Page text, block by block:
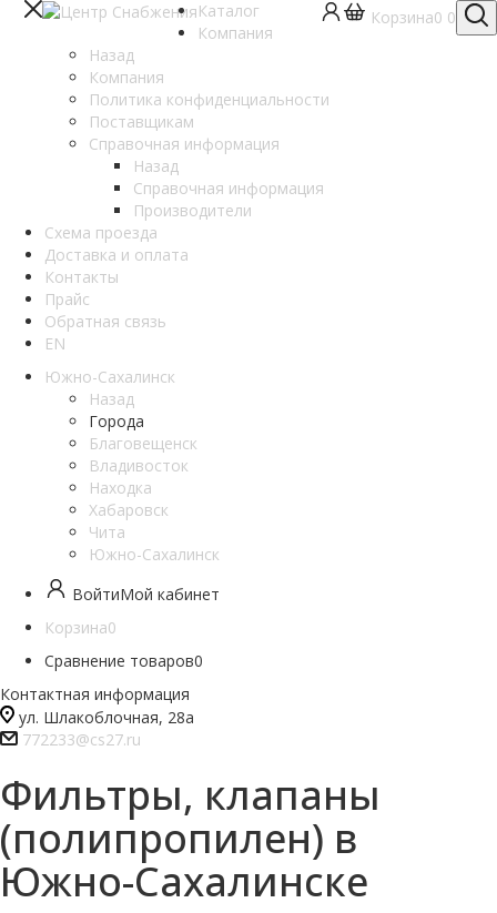
Корзина0 0
Каталог
Компания
Назад
Компания
Политика конфиденциальности
Поставщикам
Справочная информация
Назад
Справочная информация
Производители
Схема проезда
Доставка и оплата
Контакты
Прайс
Обратная связь
EN
Южно-Сахалинск
Назад
Города
Благовещенск
Владивосток
Находка
Хабаровск
Чита
Южно-Сахалинск
ВойтиМой кабинет
Корзина0
Сравнение товаров0
Контактная информация
ул. Шлакоблочная, 28а
772233@cs27.ru
Фильтры, клапаны
(полипропилен) в
Южно-Сахалинске